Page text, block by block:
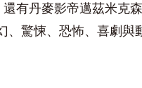
有丹麥影帝邁茲米克
、驚悚、恐怖、喜劇與